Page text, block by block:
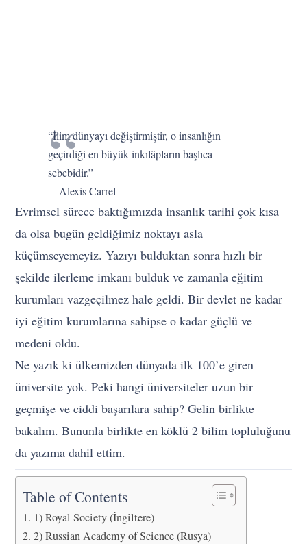
“İlim dünyayı değiştirmiştir, o insanlığın
geçirdiği en büyük inkılâpların başlıca
sebebidir.”
—Alexis Carrel
Evrimsel sürece baktığımızda insanlık tarihi çok kısa
da olsa bugün geldiğimiz noktayı asla
küçümseyemeyiz. Yazıyı bulduktan sonra hızlı bir
şekilde ilerleme imkanı bulduk ve zamanla eğitim
kurumları vazgeçilmez hale geldi. Bir devlet ne kadar
iyi eğitim kurumlarına sahipse o kadar güçlü ve
medeni oldu.
Ne yazık ki ülkemizden dünyada ilk 100’e giren
üniversite yok. Peki hangi üniversiteler uzun bir
geçmişe ve ciddi başarılara sahip? Gelin birlikte
bakalım. Bununla birlikte en köklü 2 bilim topluluğunu
da yazıma dahil ettim.
Table of Contents
1) Royal Society (İngiltere)
2) Russian Academy of Science (Rusya)